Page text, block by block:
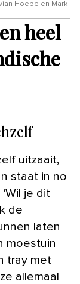
Hoebe en Mark
heel
uitzaait,
staat in no
je dit
de
laten
moestuin
tray met
allemaal